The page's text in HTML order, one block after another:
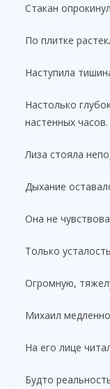
Стакан
По плитке
Наступила
Настолько
настенных часов.
Лиза стояла
Дыхание
Она не
Только
Огромную,
Михаил
На его лице
Будто